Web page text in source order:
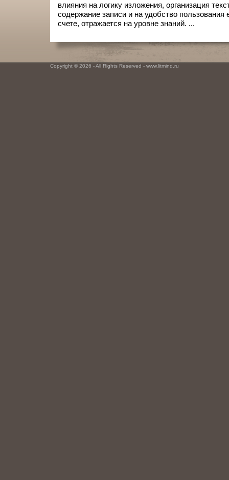
влияния на логику изложения, организация
содержание записи и на удобство
счете, отражается на уровне знаний. ...
Copyright © 2026 - All Rights Reserved - www.litmind.ru